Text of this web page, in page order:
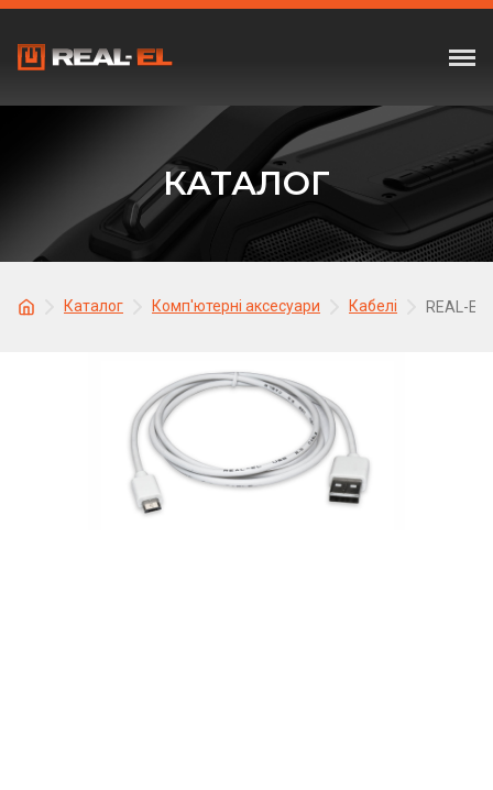
КАТАЛОГ
Каталог Комп'ютерні аксесуари Кабелі REAL-EL